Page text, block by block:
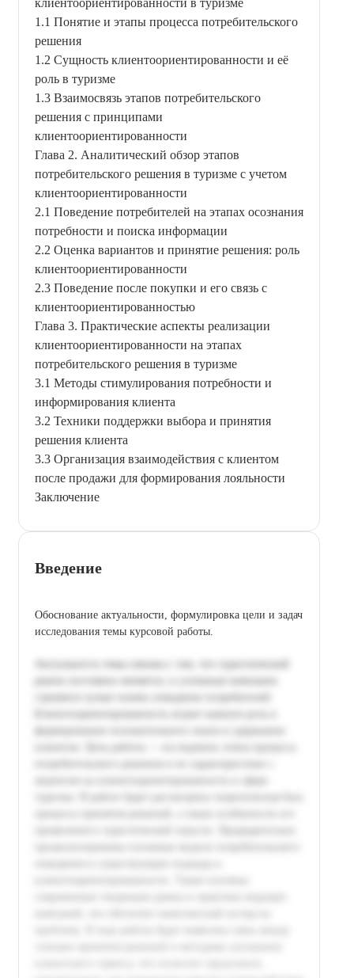
1.1 Понятие и этапы процесса потребительского
решения
1.2 Сущность клиентоориентированности и её
роль в туризме
1.3 Взаимосвязь этапов потребительского
решения с принципами
клиентоориентированности
Глава 2. Аналитический обзор этапов
потребительского решения в туризме с учетом
клиентоориентированности
2.1 Поведение потребителей на этапах осознания
потребности и поиска информации
2.2 Оценка вариантов и принятие решения: роль
клиентоориентированности
2.3 Поведение после покупки и его связь с
клиентоориентированностью
Глава 3. Практические аспекты реализации
клиентоориентированности на этапах
потребительского решения в туризме
3.1 Методы стимулирования потребности и
информирования клиента
3.2 Техники поддержки выбора и принятия
решения клиента
3.3 Организация взаимодействия с клиентом
после продажи для формирования лояльности
Заключение
Введение
Обоснование актуальности, формулировка цели и задач
исследования темы курсовой работы.